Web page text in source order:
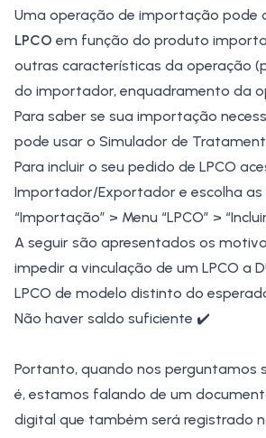
Uma operação de importação pode
LPCO em função do produto
outras características da operação
do importador, enquadramento da
Para saber se sua importação
pode usar o Simulador de
Para incluir o seu pedido de LPCO
Importador/Exportador e escolha as
“Importação” > Menu “LPCO” >
A seguir são apresentados os
impedir a vinculação de um LPCO a
LPCO de modelo distinto do
Não haver saldo suficiente ✔️
Portanto, quando nos perguntamos
é, estamos falando de um
digital que também será registrado